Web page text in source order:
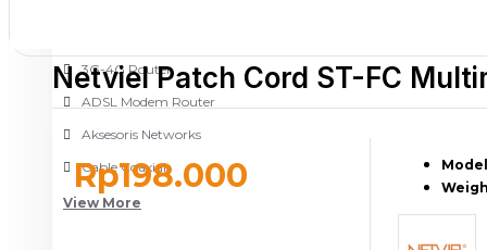
3G-4G Router
ADSL Modem Router
Aksesoris Networks
Cable Coaxial
View More
Netviel Patch Cord ST-FC
Rp198.000